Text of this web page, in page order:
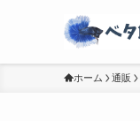
ホーム 通販